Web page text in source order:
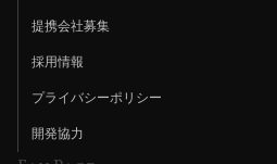
提携会社募集
採用情報
プライバシーポリシー
開発協力